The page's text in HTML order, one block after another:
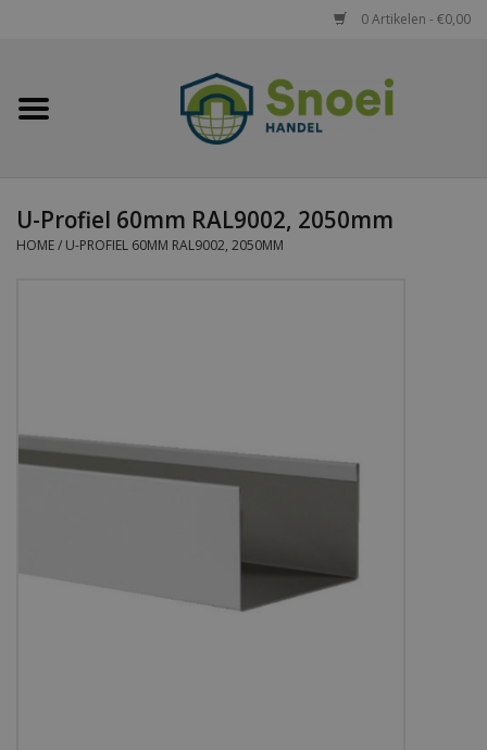
0 Artikelen - €0,00
Home
Damwandplaten
Sandwichpanelen
U-Profiel 60mm RAL9002, 2050mm
HOME/ U-PROFIEL 60MM RAL9002, 2050MM